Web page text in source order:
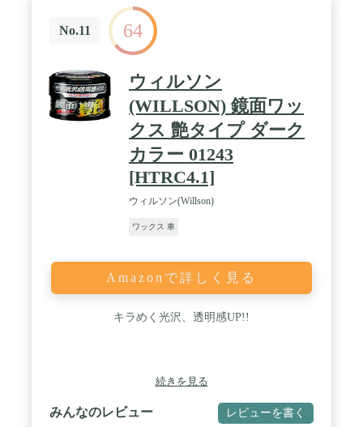
No.11 64
ウィルソン
(WILLSON) 鏡面ワッ
クス 艶タイプ ダーク
カラー 01243
[HTRC4.1]
ウィルソン(Willson)
ワックス 車
Amazonで詳しく見る
キラめく光沢、透明感UP!!
続きを見る
みんなのレビュー レビューを書く